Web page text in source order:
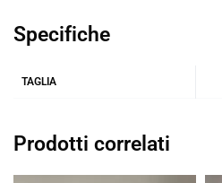
Specifiche
TAGLIA
Prodotti correlati